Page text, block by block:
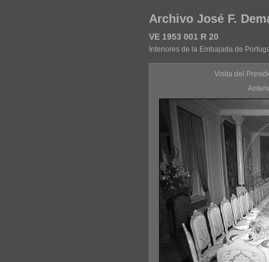
Archivo José F.
VE 1953 001 R 20
Interiores de la Embajada de
Visita del